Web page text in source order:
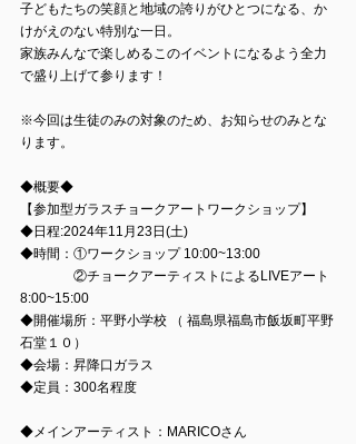
子どもたちの笑顔と地域の誇りがひとつになる、か
けがえのない特別な一日。
家族みんなで楽しめるこのイベントになるよう全力
で盛り上げて参ります！
※今回は生徒のみの対象のため、お知らせのみとな
ります。
◆概要◆
【参加型ガラスチョークアートワークショップ】
◆日程:2024年11月23日(土)
◆時間：①ワークショップ 10:00~13:00
②チョークアーティストによるLIVEアート
8:00~15:00
◆開催場所：平野小学校 （ 福島県福島市飯坂町平野
石堂１０）
◆会場：昇降口ガラス
◆定員：300名程度
◆メインアーティスト：MARICOさん